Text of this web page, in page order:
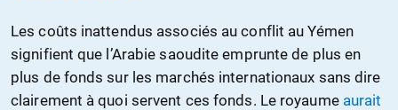
Les coûts inattendus associés au conflit au Yémen
signifient que l’Arabie saoudite emprunte de plus en
plus de fonds sur les marchés internationaux sans dire
clairement à quoi servent ces fonds. Le royaume aurait